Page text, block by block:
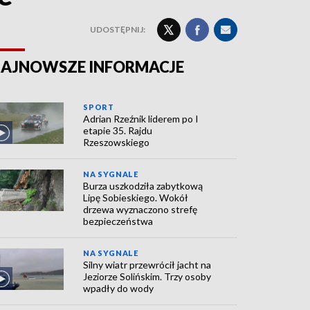
UDOSTĘPNIJ:
INFORMACJE
SPORT
Adrian Rzeźnik liderem po I
etapie 35. Rajdu
Rzeszowskiego
NA SYGNALE
Burza uszkodziła zabytkową
Lipę Sobieskiego. Wokół
drzewa wyznaczono strefę
bezpieczeństwa
NA SYGNALE
Silny wiatr przewrócił jacht na
Jeziorze Solińskim. Trzy osoby
wpadły do wody